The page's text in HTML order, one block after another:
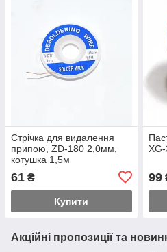
Стрічка для видалення
припою, ZD-180 2,0мм,
котушка 1,5м
61 ₴
Купити
99
Акційні пропозиції та